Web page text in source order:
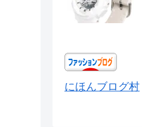
にほんブログ村